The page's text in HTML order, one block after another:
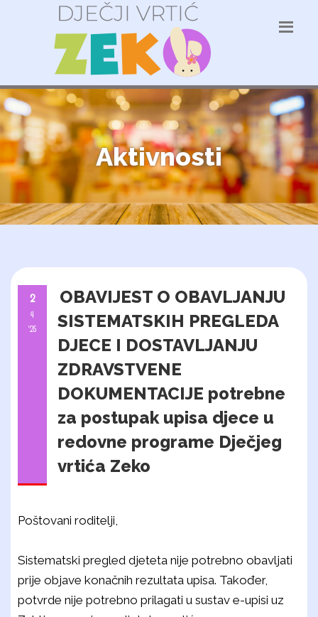
Aktivnosti
2
4
'25
OBAVIJEST O OBAVLJANJU
SISTEMATSKIH PREGLEDA
DJECE I DOSTAVLJANJU
ZDRAVSTVENE
DOKUMENTACIJE potrebne
za postupak upisa djece u
redovne programe Dječjeg
vrtića Zeko
Poštovani roditelji,
Sistematski pregled djeteta nije potrebno obavljati
prije objave konačnih rezultata upisa. Također,
potvrde nije potrebno prilagati u sustav e-upisi uz